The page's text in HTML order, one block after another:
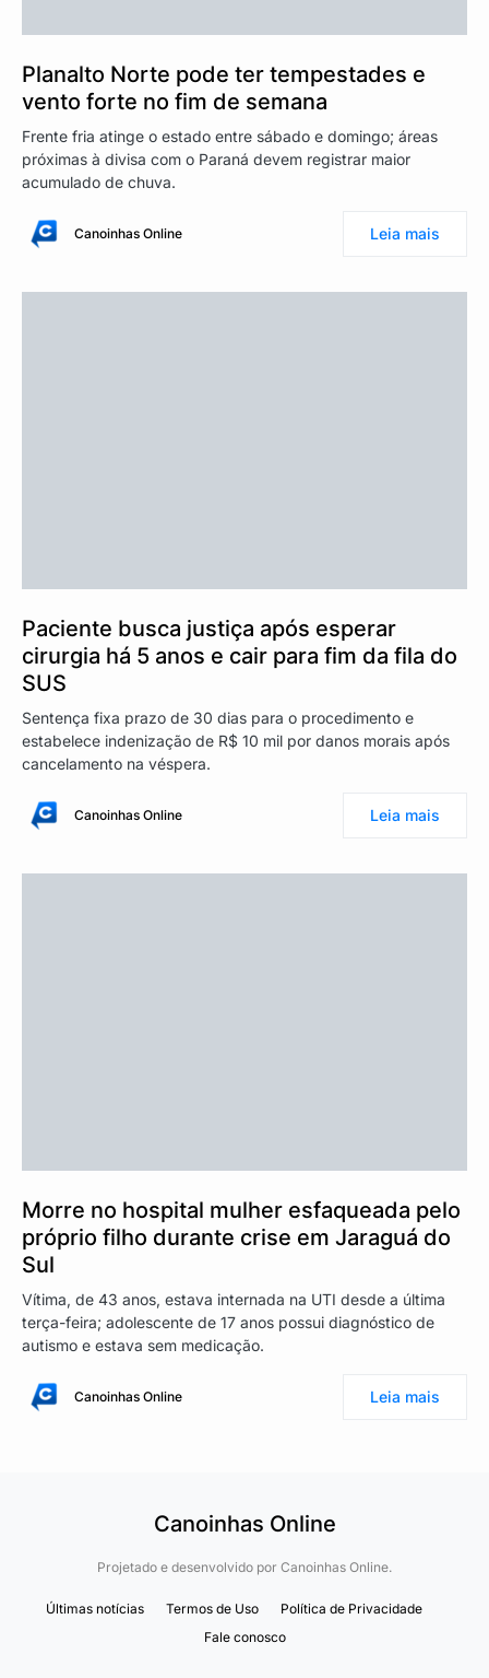
Planalto Norte pode ter tempestades e
vento forte no fim de semana
Frente fria atinge o estado entre sábado e domingo; áreas
próximas à divisa com o Paraná devem registrar maior
acumulado de chuva.
Canoinhas Online Leia mais
Paciente busca justiça após esperar
cirurgia há 5 anos e cair para fim da fila do
SUS
Sentença fixa prazo de 30 dias para o procedimento e
estabelece indenização de R$ 10 mil por danos morais após
cancelamento na véspera.
Canoinhas Online Leia mais
Morre no hospital mulher esfaqueada pelo
próprio filho durante crise em Jaraguá do
Sul
Vítima, de 43 anos, estava internada na UTI desde a última
terça-feira; adolescente de 17 anos possui diagnóstico de
autismo e estava sem medicação.
Canoinhas Online Leia mais
Canoinhas Online
Projetado e desenvolvido por Canoinhas Online.
Últimas notícias Termos de Uso
Política de Privacidade
Fale conosco